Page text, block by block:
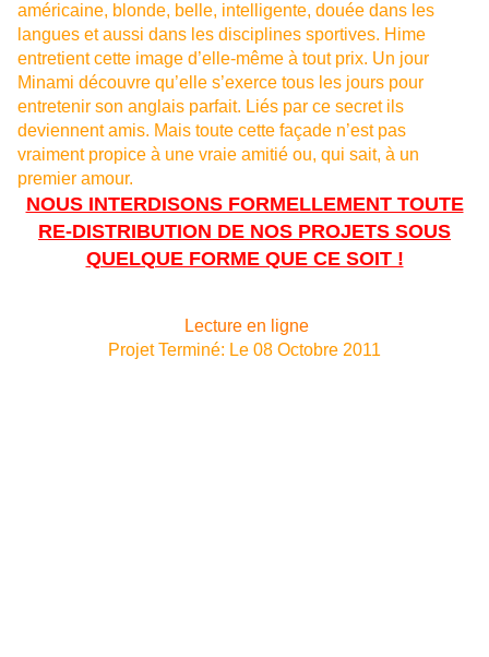
américaine, blonde, belle, intelligente, douée dans les
langues et aussi dans les disciplines sportives. Hime
entretient cette image d’elle-même à tout prix. Un jour
Minami découvre qu’elle s’exerce tous les jours pour
entretenir son anglais parfait. Liés par ce secret ils
deviennent amis. Mais toute cette façade n’est pas
vraiment propice à une vraie amitié ou, qui sait, à un
premier amour.
NOUS INTERDISONS FORMELLEMENT TOUTE
RE-DISTRIBUTION DE NOS PROJETS SOUS
QUELQUE FORME QUE CE SOIT !
Lecture en ligne
Projet Terminé: Le 08 Octobre 2011